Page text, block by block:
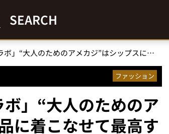
SEARCH
「日本代表級同士の超注目コラボ」“大人のためのアメカジ”はシップスにあり！上品に着こなせて最高すぎるトップス2種をスタイリストが徹底解説
ファッション
ボ」“大人のためのア
に着こなせて最高す